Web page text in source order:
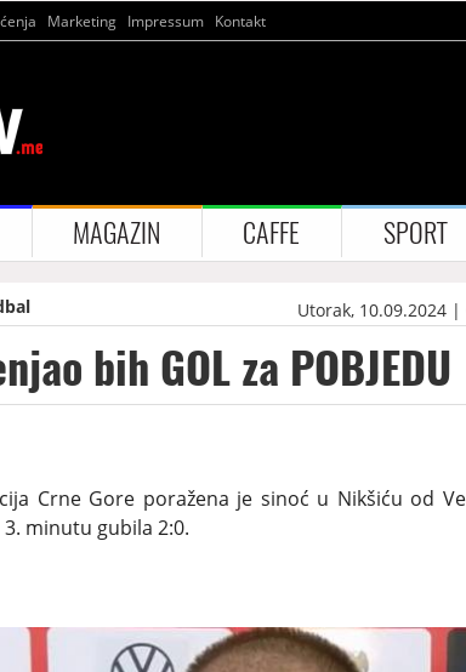
Marketing Impressum Kontakt
MAGAZIN CAFFE SPORT
Utorak, 10.09.2024 |
bih GOL za POBJEDU
Crne Gore poražena je sinoć u Nikšiću od
minutu gubila 2:0.